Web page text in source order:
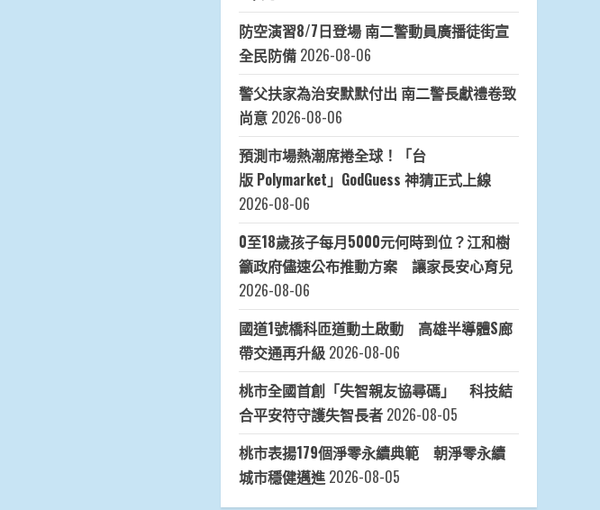
防空演習8/7日登場 南二警動員廣播徒街宣
全民防備 2026-08-06
警父扶家為治安默默付出 南二警長獻禮卷致
尚意 2026-08-06
預測市場熱潮席捲全球！「台
版 Polymarket」GodGuess 神猜正式上線
2026-08-06
0至18歲孩子每月5000元何時到位？江和樹
籲政府儘速公布推動方案 讓家長安心育兒
2026-08-06
國道1號橋科匝道動土啟動 高雄半導體S廊
帶交通再升級 2026-08-06
桃市全國首創「失智親友協尋碼」 科技結
合平安符守護失智長者 2026-08-05
桃市表揚179個淨零永續典範 朝淨零永續
城市穩健邁進 2026-08-05